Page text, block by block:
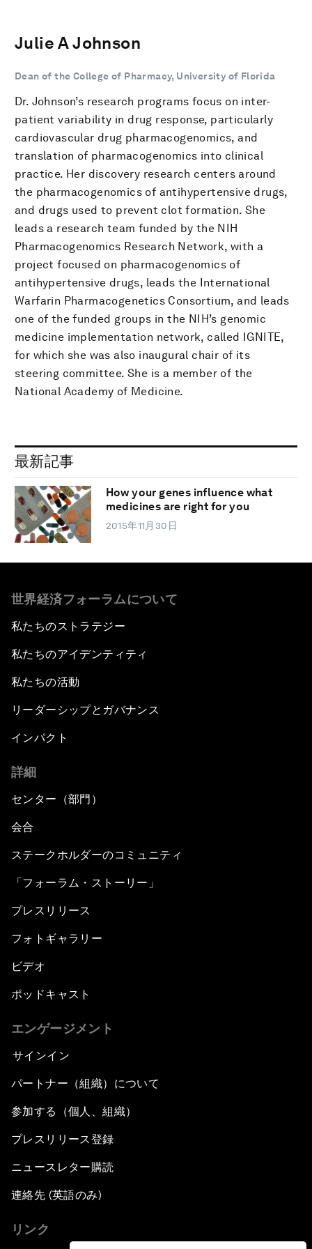
Julie A Johnson
Dean of the College of Pharmacy, University of Florida
Dr. Johnson’s research programs focus on inter-
patient variability in drug response, particularly
cardiovascular drug pharmacogenomics, and
translation of pharmacogenomics into clinical
practice. Her discovery research centers around
the pharmacogenomics of antihypertensive drugs,
and drugs used to prevent clot formation. She
leads a research team funded by the NIH
Pharmacogenomics Research Network, with a
project focused on pharmacogenomics of
antihypertensive drugs, leads the International
Warfarin Pharmacogenetics Consortium, and leads
one of the funded groups in the NIH’s genomic
medicine implementation network, called IGNITE,
for which she was also inaugural chair of its
steering committee. She is a member of the
National Academy of Medicine.
最新記事
How your genes influence what
medicines are right for you
2015年11月30日
世界経済フォーラムについて
私たちのストラテジー
私たちのアイデンティティ
私たちの活動
リーダーシップとガバナンス
インパクト
詳細
センター（部門）
会合
ステークホルダーのコミュニティ
「フォーラム・ストーリー」
プレスリリース
フォトギャラリー
ビデオ
ポッドキャスト
エンゲージメント
サインイン
パートナー（組織）について
参加する（個人、組織）
プレスリリース登録
ニュースレター購読
連絡先 (英語のみ)
リンク